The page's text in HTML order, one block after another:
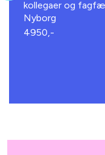
kollegaer og
Nyborg
4950,-